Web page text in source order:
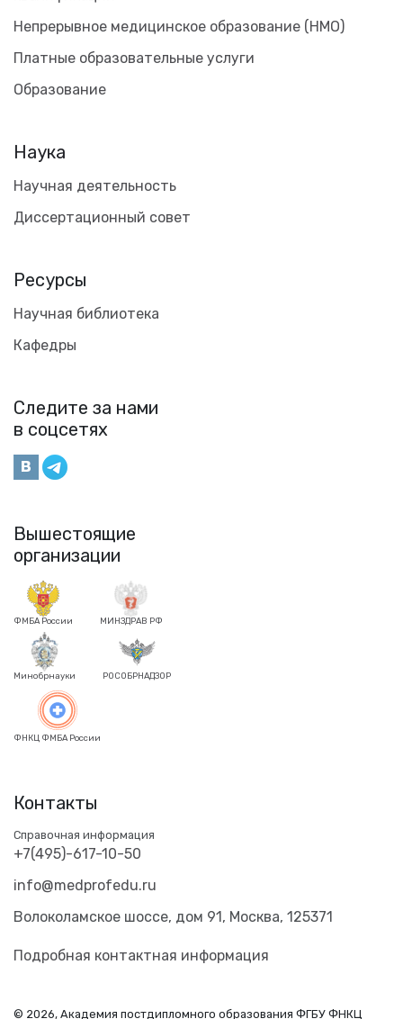
Непрерывное медицинское образование (НМО)
Платные образовательные услуги
Образование
Наука
Научная деятельность
Диссертационный совет
Ресурсы
Научная библиотека
Кафедры
Следите за нами
в соцсетях
Вышестоящие
организации
ФМБА России МИНЗДРАВ РФ
Минобрнауки РОСОБРНАДЗОР
ФНКЦ ФМБА России
Контакты
Справочная информация
+7(495)-617-10-50
info@medprofedu.ru
Волоколамское шоссе, дом 91, Москва, 125371
Подробная контактная информация
© 2026, Академия постдипломного образования ФГБУ ФНКЦ